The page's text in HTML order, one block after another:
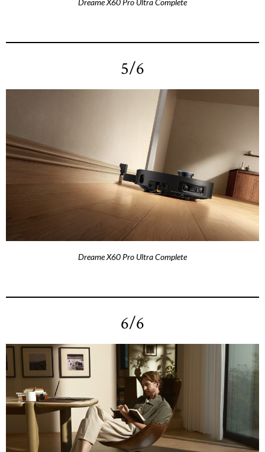
Dreame X60 Pro Ultra Complete
5/6
Dreame X60 Pro Ultra Complete
6/6